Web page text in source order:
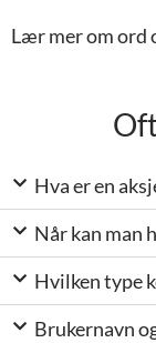
Lær mer om ord
Hva er en
Når kan man
Hvilken type
Brukernavn